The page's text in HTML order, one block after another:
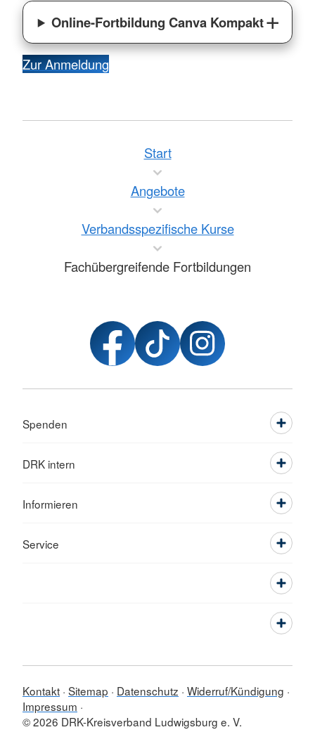
Online-Fortbildung Canva Kompakt
Zur Anmeldung
Start
Angebote
Verbandsspezifische Kurse
Fachübergreifende Fortbildungen
Spenden
DRK intern
Informieren
Service
Kontakt Sitemap Datenschutz Widerruf/Kündigung
Impressum
© 2026 DRK-Kreisverband Ludwigsburg e. V.